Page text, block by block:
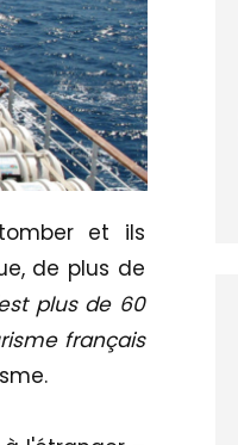
et ils
de plus de
plus de 60
français